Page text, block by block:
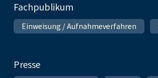
Fachpublikum
Einweisung / Aufnahmeverfahren
Presse